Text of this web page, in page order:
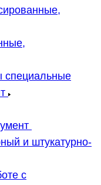
специальные
и штукатурно-
с